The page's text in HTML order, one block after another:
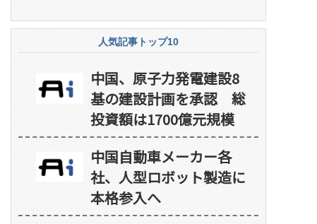
人気記事トップ10
中国、原子力発電建設8
基の建設計画を承認 総
投資額は1700億元規模
中国自動車メーカー各
社、人型ロボット製造に
本格参入へ